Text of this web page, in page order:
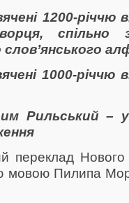
1200-річчю
спільно
1000-річчю
Рильський –
Нового
мовою Пилипа